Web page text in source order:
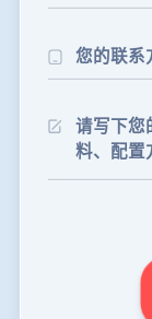
24分钟前
35分钟前